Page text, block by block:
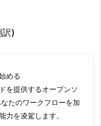
)
める
を提供するオープンソ
たのワークフローを加
力を凌駕します。